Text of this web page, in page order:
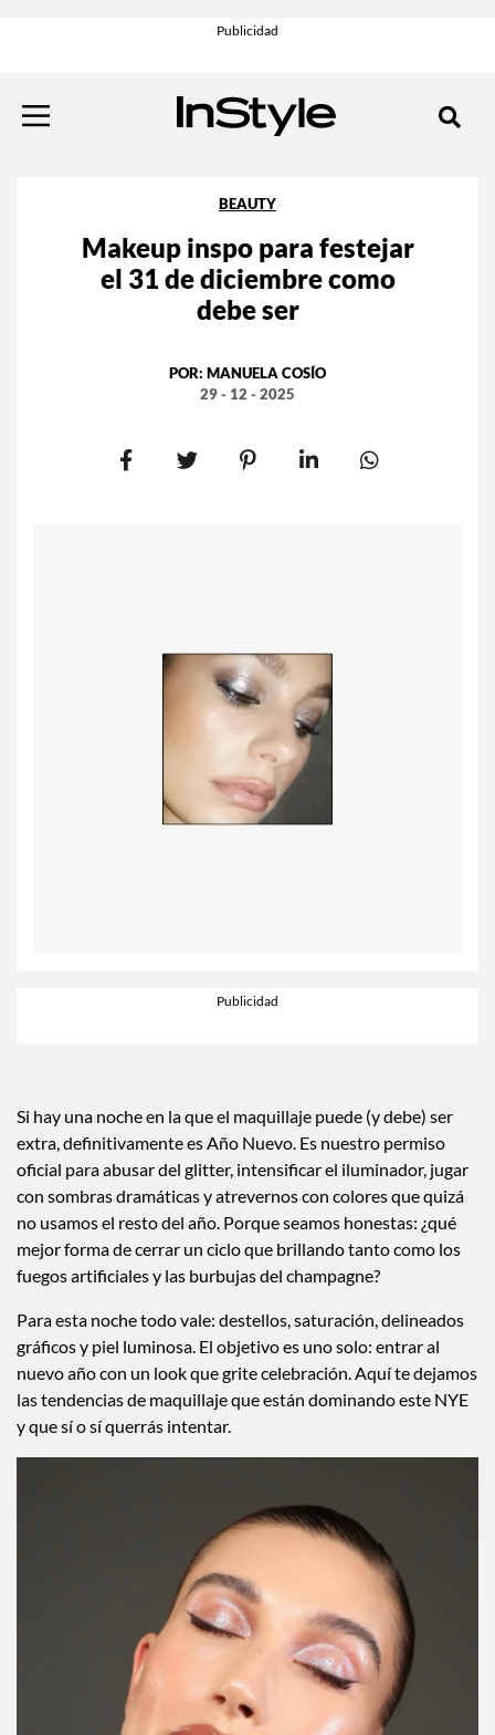
BEAUTY
Makeup inspo para festejar
el 31 de diciembre como
debe ser
POR: MANUELA COSÍO
29 - 12 - 2025
00:00Tiempo transcurrido: 0 segundos 00:37
Si hay una noche en la que el maquillaje puede (y debe) ser
extra, definitivamente es Año Nuevo. Es nuestro permiso
oficial para abusar del glitter, intensificar el iluminador, jugar
con sombras dramáticas y atrevernos con colores que quizá
no usamos el resto del año. Porque seamos honestas: ¿qué
mejor forma de cerrar un ciclo que brillando tanto como los
fuegos artificiales y las burbujas del champagne?
Para esta noche todo vale: destellos, saturación, delineados
gráficos y piel luminosa. El objetivo es uno solo: entrar al